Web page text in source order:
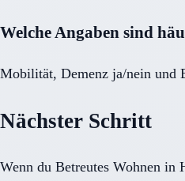
Welche Angaben sind
Mobilität, Demenz ja/nein und
Nächster Schritt
Wenn du Betreutes Wohnen in